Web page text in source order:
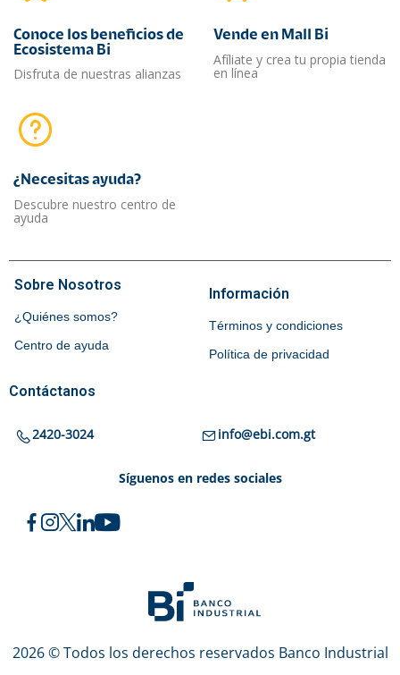
Conoce los beneficios de
Ecosistema Bi
Disfruta de nuestras alianzas
Vende en Mall Bi
Afíliate y crea tu propia tienda
en línea
¿Necesitas ayuda?​
Descubre nuestro centro de
ayuda
Sobre Nosotros
¿Quiénes somos?
Centro de ayuda
Información
Términos y condiciones
Política de privacidad
Contáctanos
2420-3024 info@ebi.com.gt
Síguenos en redes sociales
2026 © Todos los derechos reservados Banco Industrial